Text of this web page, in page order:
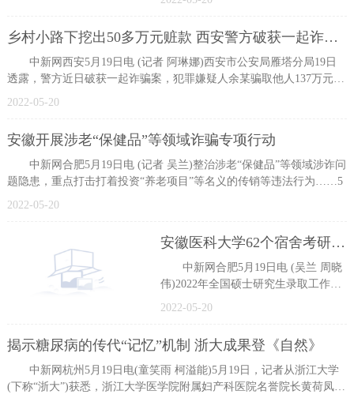
乡村小路下挖出50多万元赃款 西安警方破获一起诈骗案
中新网西安5月19日电 (记者 阿琳娜)西安市公安局雁塔分局19日
透露，警方近日破获一起诈骗案，犯罪嫌疑人余某骗取他人137万元，
并将部
2022-05-20
安徽开展涉老“保健品”等领域诈骗专项行动
中新网合肥5月19日电 (记者 吴兰)整治涉老“保健品”等领域涉诈问
题隐患，重点打击打着投资“养老项目”等名义的传销等违法行为……5
2022-05-20
安徽医科大学62个宿舍考研全员“上岸”
中新网合肥5月19日电 (吴兰 周晓
伟)2022年全国硕士研究生录取工作近
日落下帷幕。记者19日从安徽医科大
2022-05-20
揭示糖尿病的传代“记忆”机制 浙大成果登《自然》
中新网杭州5月19日电(童笑雨 柯溢能)5月19日，记者从浙江大学
(下称“浙大”)获悉，浙江大学医学院附属妇产科医院名誉院长黄荷凤课